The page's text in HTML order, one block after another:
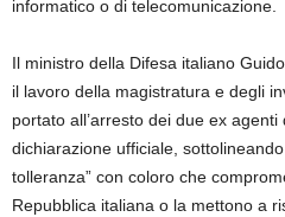
informatico o di telecomunicazione.
Il ministro della Difesa italiano
il lavoro della magistratura e degli
portato all’arresto dei due ex agenti
dichiarazione ufficiale,
tolleranza” con coloro che
Repubblica italiana o la mettono a